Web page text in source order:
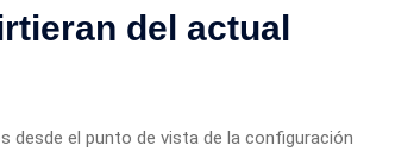
del actual
desde el punto de vista de la configuración